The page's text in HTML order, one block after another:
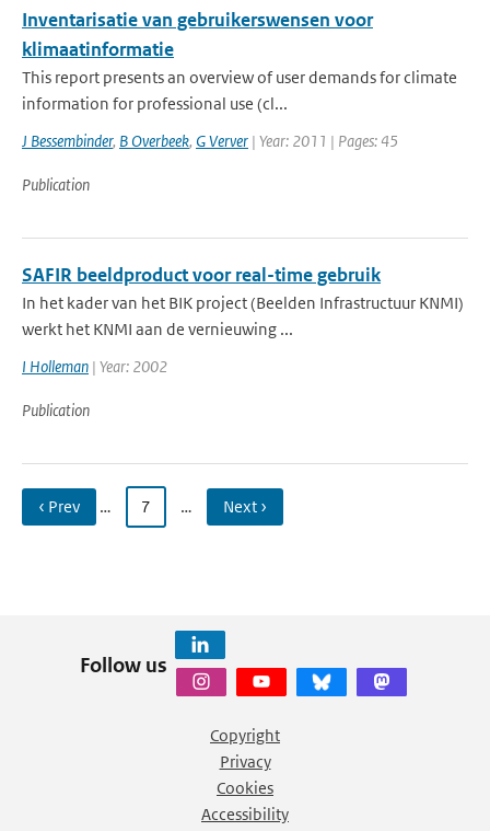
Inventarisatie van gebruikerswensen voor
klimaatinformatie
This report presents an overview of user demands for climate
information for professional use (cl...
J Bessembinder, B Overbeek, G Verver | Year: 2011 | Pages: 45
Publication
SAFIR beeldproduct voor real-time gebruik
In het kader van het BIK project (Beelden Infrastructuur KNMI)
werkt het KNMI aan de vernieuwing ...
I Holleman | Year: 2002
Publication
‹ Prev … 7 … Next ›
Follow us
Copyright
Privacy
Cookies
Accessibility